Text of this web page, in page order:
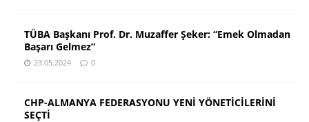
TÜBA Başkanı Prof. Dr. Muzaffer Şeker: “Emek Olmadan
Başarı Gelmez”
23.05.2024 0
CHP-ALMANYA FEDERASYONU YENİ YÖNETİCİLERİNİ
SEÇTİ